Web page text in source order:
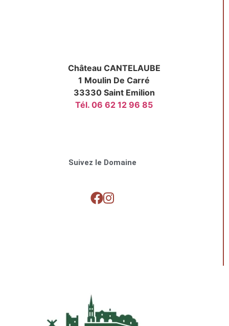
Château CANTELAUBE
1 Moulin De Carré
33330 Saint Emilion
Tél. 06 62 12 96 85
Suivez le Domaine